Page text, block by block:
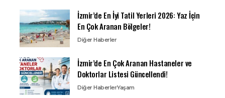
İzmir’de En İyi Tatil Yerleri 2026: Yaz İçin
En Çok Aranan Bölgeler!
Diğer Haberler
İzmir’de En Çok Aranan Hastaneler ve
Doktorlar Listesi Güncellendi!
Diğer HaberlerYaşam